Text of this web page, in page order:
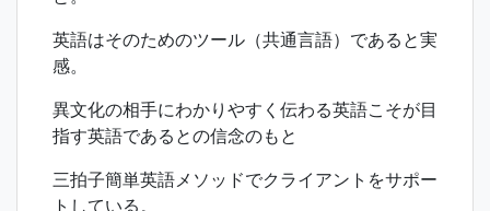
英語はそのためのツール（共通言語）であると実
感。
異文化の相手にわかりやすく伝わる英語こそが目
指す英語であるとの信念のもと
三拍子簡単英語メソッドでクライアントをサポー
トしている。